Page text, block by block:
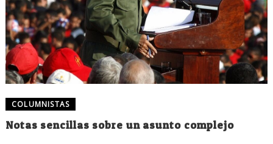
COLUMNISTAS
Notas sencillas sobre un asunto complejo